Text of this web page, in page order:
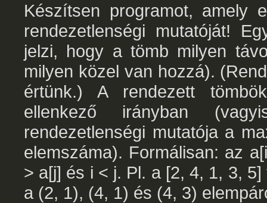
Készítsen programot, amely
rendezetlenségi mutatóját!
jelzi, hogy a tömb milyen
milyen közel van hozzá).
értünk.) A rendezett
ellenkező irányban
rendezetlenségi mutatója a
elemszáma). Formálisan: az
> a[j] és i < j. Pl. a [2, 4, 1, 3,
a (2, 1), (4, 1) és (4, 3)